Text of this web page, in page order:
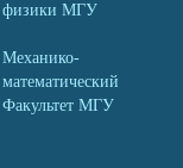
физики МГУ
Механико-
математический
Факультет МГУ